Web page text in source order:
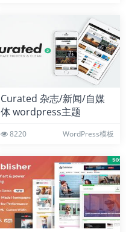
Curated 杂志/新闻/自媒
体 wordpress主题
8220 WordPress模板